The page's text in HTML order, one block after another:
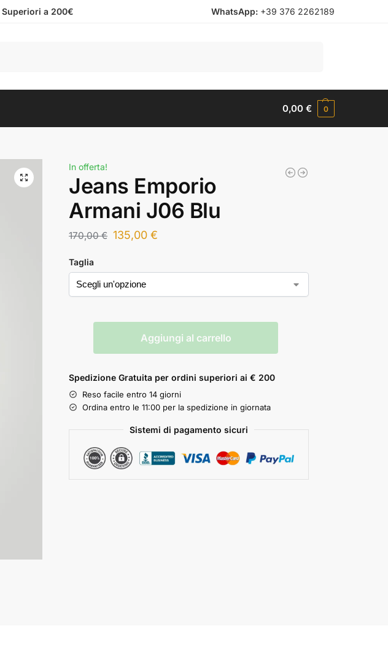
Superiori a 200€ WhatsApp: +39 376 2262189
0,00€ 0
In offerta!
Jeans Emporio
Armani J06 Blu
170,00€ 135,00€
Taglia
Aggiungi al carrello
Spedizione Gratuita per ordini superiori ai € 200
Reso facile entro 14 giorni
Ordina entro le 11:00 per la spedizione in giornata
Sistemi di pagamento sicuri